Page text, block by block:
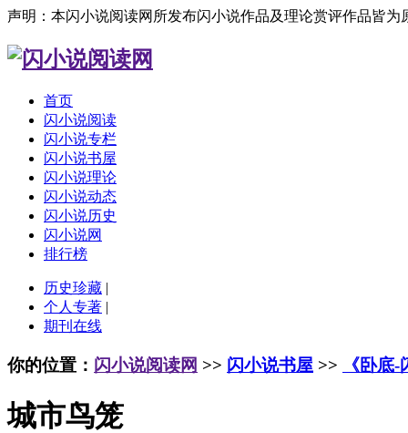
声明：本闪小说阅读网所发布闪小说作品及理论赏评作品皆
首页
闪小说阅读
闪小说专栏
闪小说书屋
闪小说理论
闪小说动态
闪小说历史
闪小说网
排行榜
历史珍藏 |
个人专著 |
期刊在线
你的位置： 闪小说阅读网 >> 闪小说书屋 >> 《卧底
城市鸟笼